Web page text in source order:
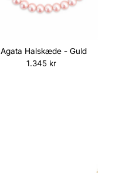
Agata Halskæde - Guld
Normalpris
1.345 kr